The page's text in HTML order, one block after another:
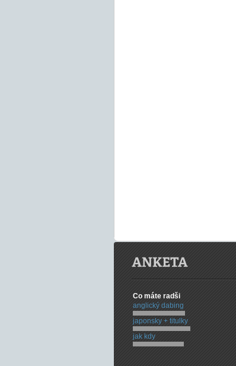
Co máte radši
anglický dabing
japonsky + titulky
jak kdy